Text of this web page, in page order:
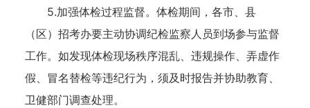
5.加强体检过程监督。体检期间，各市、县
（区）招考办要主动协调纪检监察人员到场参与监督
工作。如发现体检现场秩序混乱、违规操作、弄虚作
假、冒名替检等违纪行为，须及时报告并协助教育、
卫健部门调查处理。